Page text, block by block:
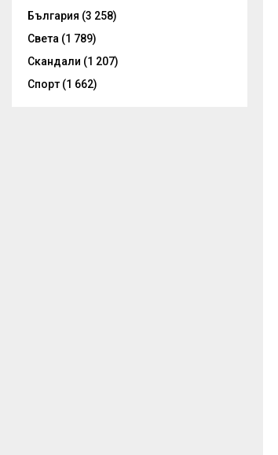
България (3 258)
Света (1 789)
Скандали (1 207)
Спорт (1 662)